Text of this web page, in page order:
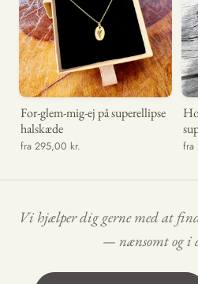
For-glem-mig-ej på superellipse
halskæde
fra 295,00 kr. fra
Vi hjælper dig gerne med at
— nænsomt og i